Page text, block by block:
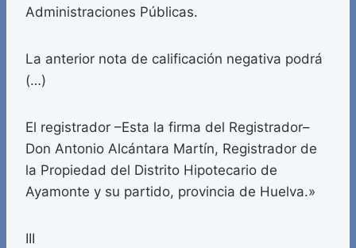
Administraciones Públicas.
La anterior nota de calificación negativa podrá
(…)
El registrador –Esta la firma del Registrador–
Don Antonio Alcántara Martín, Registrador de
la Propiedad del Distrito Hipotecario de
Ayamonte y su partido, provincia de Huelva.»
III